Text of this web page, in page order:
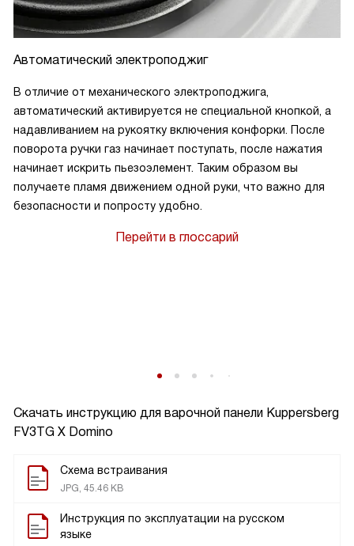
Скачать инструкцию для варочной панели Kuppersberg
FV3ТG X Domino
Схема встраивания
JPG, 45.46 KB
Инструкция по эксплуатации на русском
языке
Автоматический электроподжиг
В отличие от механического электроподжига,
автоматический активируется не специальной кнопкой, а
надавливанием на рукоятку включения конфорки. После
поворота ручки газ начинает поступать, после нажатия
начинает искрить пьезоэлемент. Таким образом вы
получаете пламя движением одной руки, что важно для
безопасности и попросту удобно.
Перейти в глоссарий